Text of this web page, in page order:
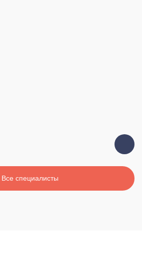
Все специалисты